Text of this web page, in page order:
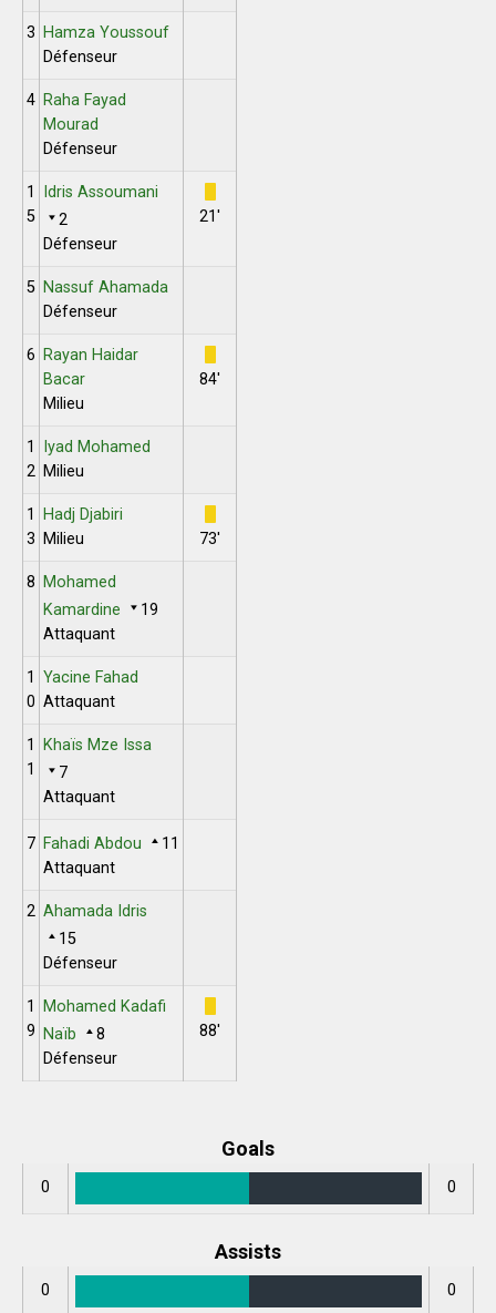
3 Hamza Youssouf
Défenseur
4 Raha Fayad
Mourad
Défenseur
1
5
Idris Assoumani
2
Défenseur
21'
5 Nassuf Ahamada
Défenseur
6 Rayan Haidar
Bacar
Milieu
84'
1
2
Iyad Mohamed
Milieu
1
3
Hadj Djabiri
Milieu
73'
8 Mohamed
Kamardine
19
Attaquant
1
0
Yacine Fahad
Attaquant
1
1
Khaïs Mze Issa
7
Attaquant
7 Fahadi Abdou
11
Attaquant
2 Ahamada Idris
15
Défenseur
1
9
Mohamed Kadafi
Naïb
8
Défenseur
88'
Goals
0 0
Assists
0 0